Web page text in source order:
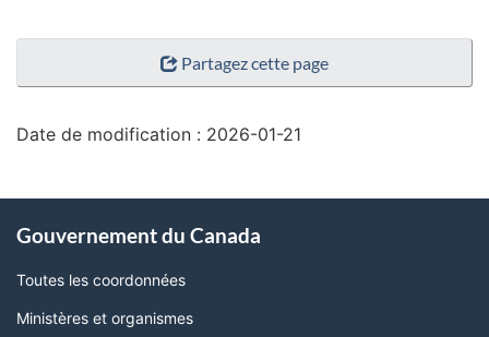
"Détails
page"
Partagez cette page
Date de modification : 2026-01-21
propos
de
ce
Gouvernement du Canada
Toutes les coordonnées
Ministères et organismes